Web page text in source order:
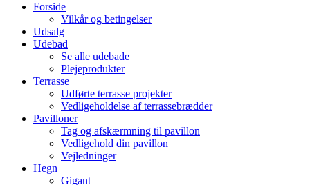
Forside
Vilkår og betingelser
Udsalg
Udebad
Se alle udebade
Plejeprodukter
Terrasse
Udførte terrasse projekter
Vedligeholdelse af terrassebrædder
Pavilloner
Tag og afskærmning til pavillon
Vedligehold din pavillon
Vejledninger
Hegn
Gigant